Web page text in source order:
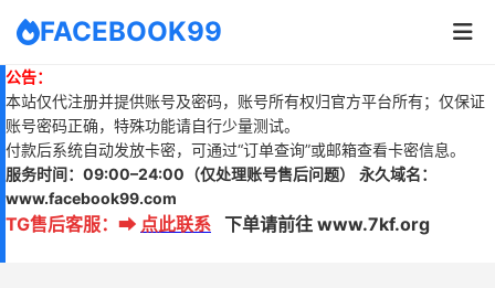
FACEBOOK99
公告：
本站仅代注册并提供账号及密码，账号所有权归官方平台所有；仅保证
账号密码正确，特殊功能请自行少量测试。
付款后系统自动发放卡密，可通过“订单查询”或邮箱查看卡密信息。
服务时间： 09:00–24:00 （仅处理账号售后问题）
永久域名：
www.facebook99.com
TG售后客服： ➡ 点此联系 下单请前往 www.7kf.org